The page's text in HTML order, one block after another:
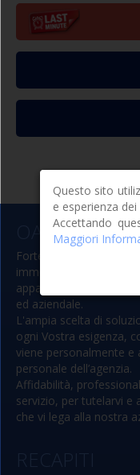
OASIS
Forte di
immobiliare, l'agenzia
appartamenti, ville e
ed aziendale.
L'ampia scelta di
ogni Vostra esigenza,
viene personalmente e
personale dell’agenzia.
Affidabilità,
servizio, per tutelarvi e
che vi lega alla nostra
Questo sito
e esperienza
Accettando
Maggiori